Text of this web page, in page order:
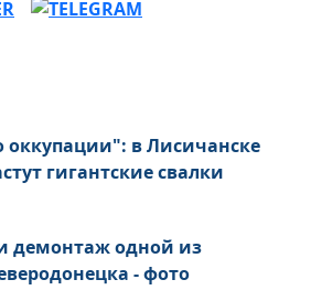
оккупации": в Лисичанске
гигантские свалки
демонтаж одной из
- фото